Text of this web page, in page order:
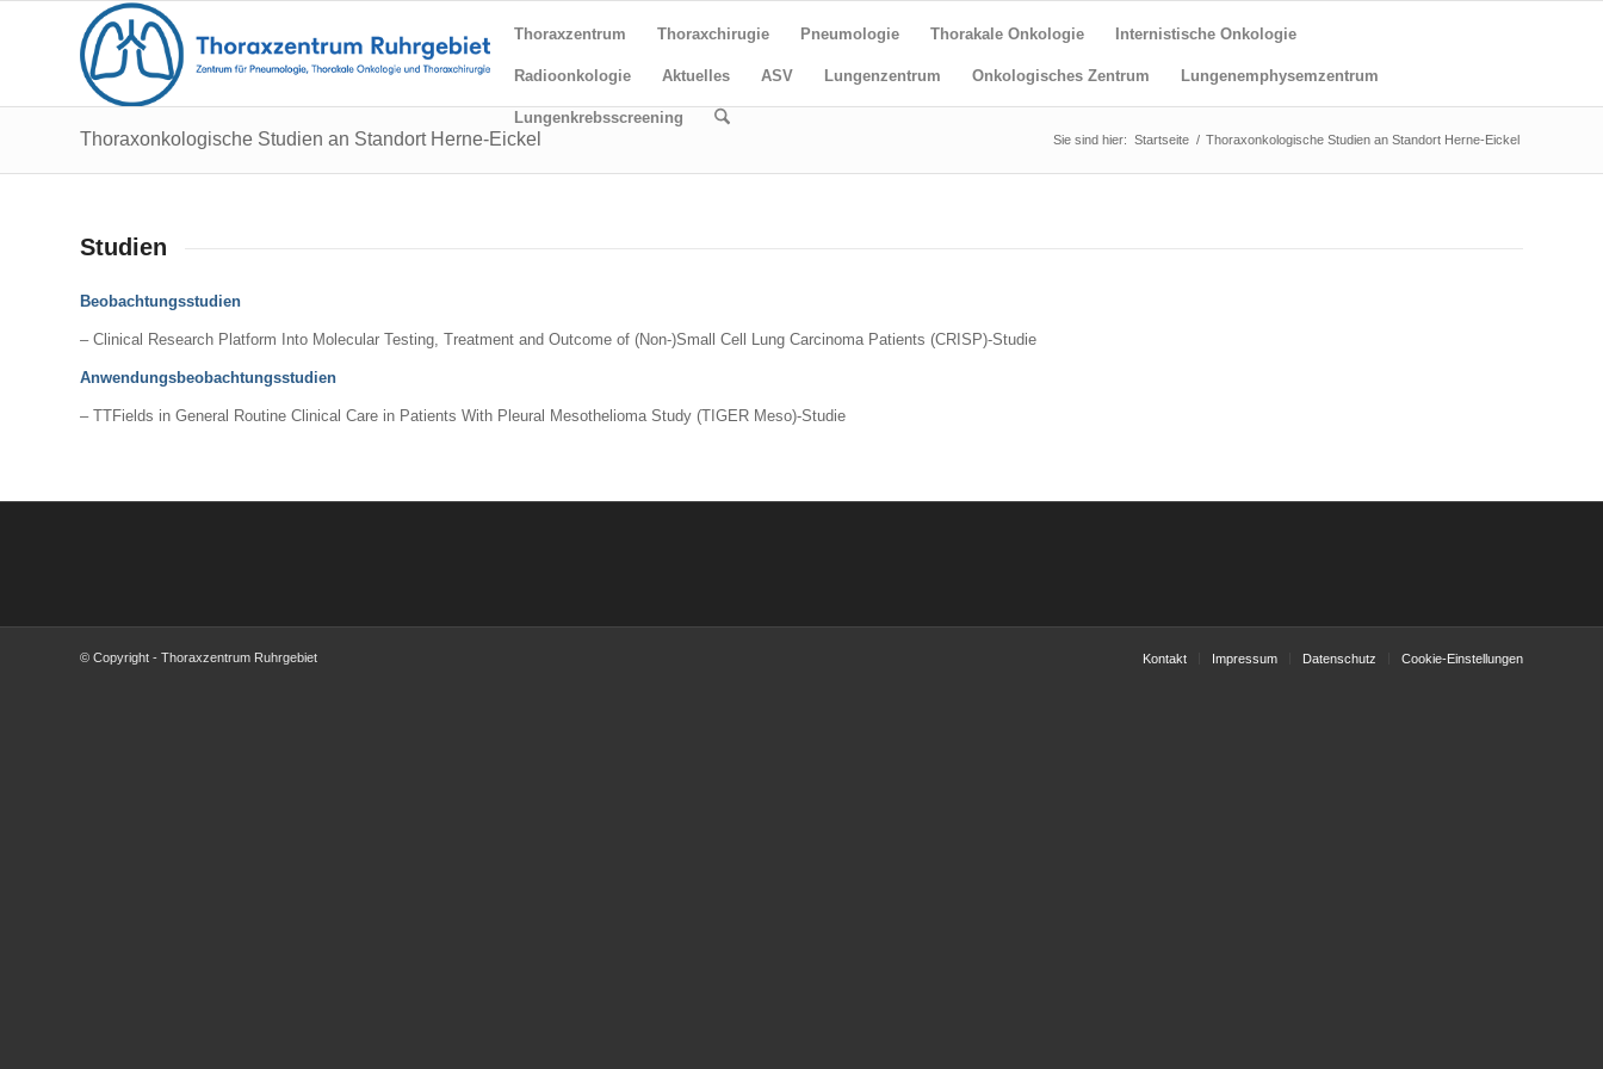
Thoraxzentrum Thoraxchirugie Pneumologie Thorakale Onkologie Internistische Onkologie
Radioonkologie Aktuelles ASV Lungenzentrum Onkologisches Zentrum Lungenemphysemzentrum
Lungenkrebsscreening
Thoraxonkologische Studien an Standort Herne-Eickel Sie sind hier: Startseite / Thoraxonkologische Studien an Standort Herne-Eickel
Studien
Beobachtungsstudien
– Clinical Research Platform Into Molecular Testing, Treatment and Outcome of (Non-)Small Cell Lung Carcinoma Patients (CRISP)-Studie
Anwendungsbeobachtungsstudien
– TTFields in General Routine Clinical Care in Patients With Pleural Mesothelioma Study (TIGER Meso)-Studie
© Copyright - Thoraxzentrum Ruhrgebiet Kontakt Impressum Datenschutz Cookie-Einstellungen